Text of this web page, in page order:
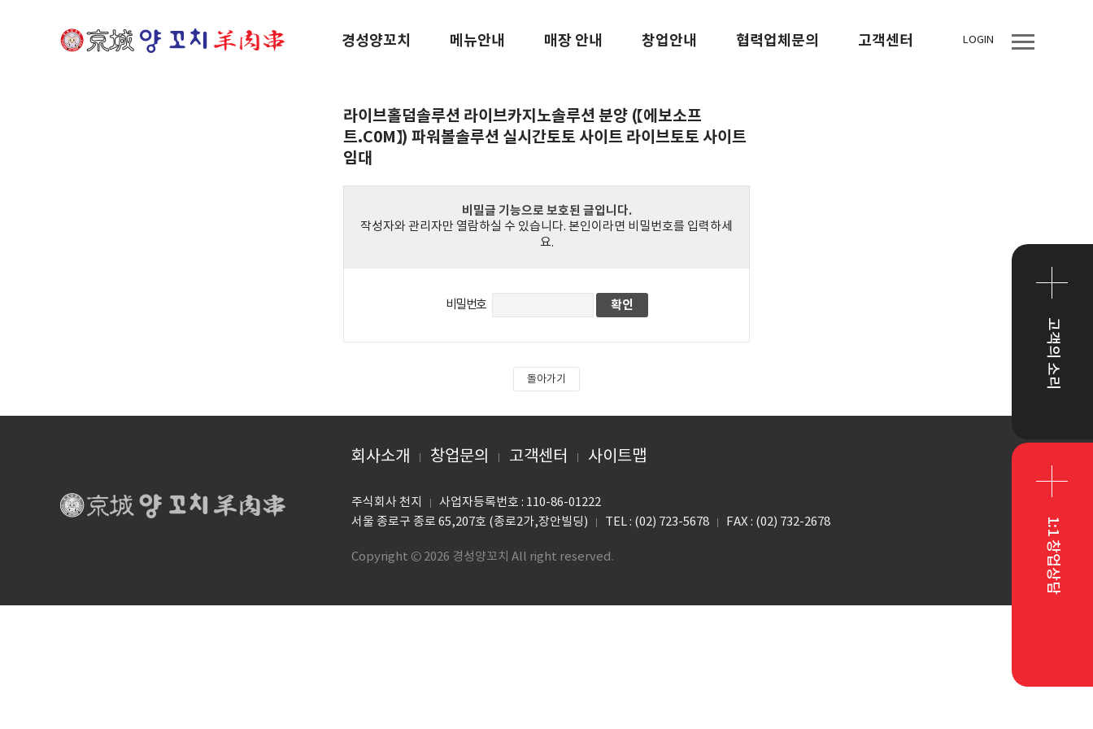
LOGIN
경성양꼬치 메뉴안내 매장 안내 창업안내 협력업체문의 고객센터
라이브홀덤솔루션 라이브카지노솔루션 분양 (【에보소프
트.C0M】) 파워볼솔루션 실시간토토 사이트 라이브토토 사이트
임대
비밀글 기능으로 보호된 글입니다.
작성자와 관리자만 열람하실 수 있습니다. 본인이라면 비밀번호를 입력하세
요.
비밀번호
돌아가기
회사소개 창업문의 고객센터 사이트맵
주식회사 천지
사업자등록번호 : 110-86-01222
서울 종로구 종로 65,207호 (종로2가,장안빌딩)
TEL : (02) 723-5678 FAX : (02) 732-2678
Copyright © 2026 경성양꼬치 All right reserved.
고객의 소리
1:1 창업상담